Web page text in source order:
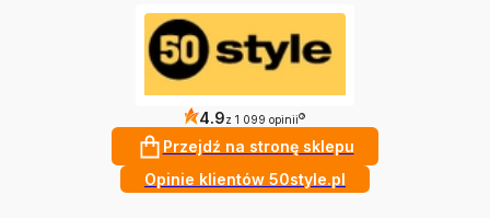
4.9z 1 099 opinii ?
Przejdź na stronę sklepu
Opinie klientów 50style.pl